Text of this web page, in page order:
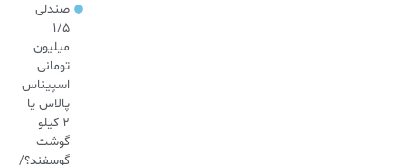
صندلی
۱/۵
میلیون
تومانی
اسپیناس
پالاس یا
۲ کیلو
گوشت
گوسفند؟/